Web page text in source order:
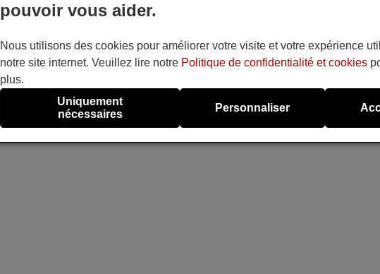
pouvoir vous aider.
Nous utilisons des cookies pour améliorer votre visite et votre expérience
notre site internet. Veuillez lire notre Politique de confidentialité et cookies
plus.
Uniquement
nécessaires
Personnaliser